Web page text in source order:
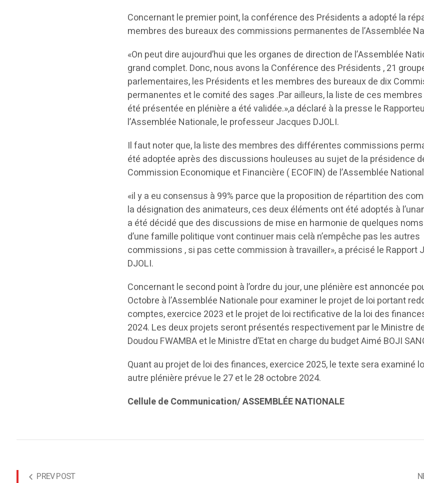
Concernant le premier point, la conférence des Présidents a adopté la
membres des bureaux des commissions permanentes de l’Assemblée
«On peut dire aujourd’hui que les organes de direction de l’Assemblée
grand complet. Donc, nous avons la Conférence des Présidents , 21
parlementaires, les Présidents et les membres des bureaux de dix
permanentes et le comité des sages .Par ailleurs, la liste de ces
été présentée en plénière a été validée.»,a déclaré à la presse le
l’Assemblée Nationale, le professeur Jacques DJOLI.
Il faut noter que, la liste des membres des différentes commissions
été adoptée après des discussions houleuses au sujet de la présidence
Commission Economique et Financière ( ECOFIN) de l’Assemblée
«il y a eu consensus à 99% parce que la proposition de répartition des
la désignation des animateurs, ces deux éléments ont été adoptés à
a été décidé que des discussions de mise en harmonie de quelques
d’une famille politique vont continuer mais celà n’empêche pas les autres
commissions , si pas cette commission à travailler», a précisé le Rapport
DJOLI.
Concernant le second point à l’ordre du jour, une plénière est annoncée
Octobre à l’Assemblée Nationale pour examiner le projet de loi portant
comptes, exercice 2023 et le projet de loi rectificative de la loi des
2024. Les deux projets seront présentés respectivement par le Ministre
Doudou FWAMBA et le Ministre d’Etat en charge du budget Aimé BOJI
Quant au projet de loi des finances, exercice 2025, le texte sera examiné
autre plénière prévue le 27 et le 28 octobre 2024.
Cellule de Communication/ ASSEMBLÉE NATIONALE
PREV POST